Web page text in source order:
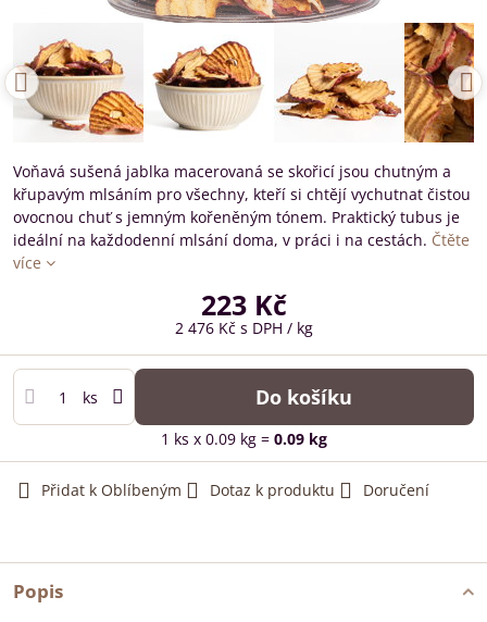
Voňavá sušená jablka macerovaná se skořicí jsou chutným a
křupavým mlsáním pro všechny, kteří si chtějí vychutnat čistou
ovocnou chuť s jemným kořeněným tónem. Praktický tubus je
ideální na každodenní mlsání doma, v práci i na cestách. Čtěte
více
223 Kč
2 476 Kč s DPH / kg
ks Do košíku
1 ks x 0.09 kg = 0.09kg
Přidat k Oblíbeným Dotaz k produktu Doručení
Popis